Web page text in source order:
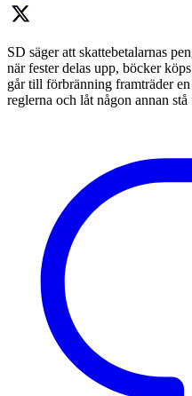
SD säger att skattebetalarnas
när fester delas upp, böcker
går till förbränning framträder
reglerna och låt någon annan